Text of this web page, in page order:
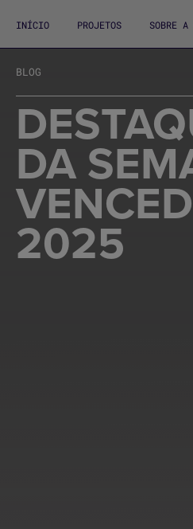
INÍCIO PROJETOS SOBRE A
BLOG
DA
2025